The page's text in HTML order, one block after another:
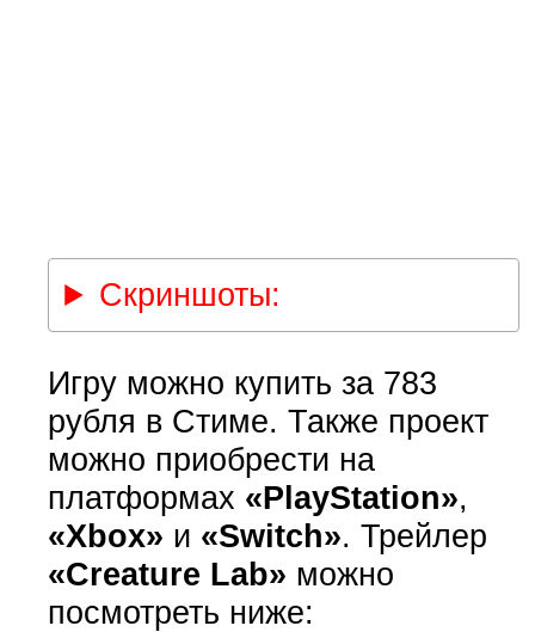
Скриншоты:
Игру можно купить за 783
рубля в Стиме. Также проект
можно приобрести на
платформах «PlayStation»,
«Xbox» и «Switch». Трейлер
«Creature Lab» можно
посмотреть ниже: